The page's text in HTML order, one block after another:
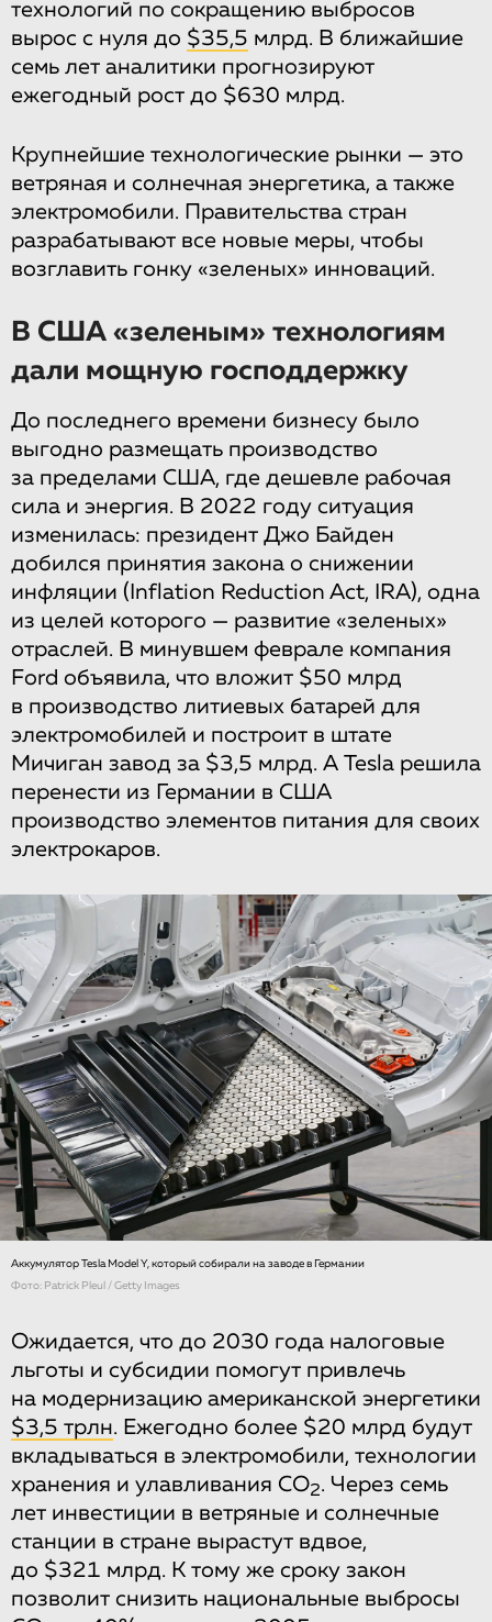
технологий по сокращению выбросов
вырос с нуля до $35,5 млрд. В ближайшие
семь лет аналитики прогнозируют
ежегодный рост до $630 млрд.
Крупнейшие технологические рынки — это
ветряная и солнечная энергетика, а также
электромобили. Правительства стран
разрабатывают все новые меры, чтобы
возглавить гонку «зеленых» инноваций.
В США «зеленым» технологиям
дали мощную господдержку
До последнего времени бизнесу было
выгодно размещать производство
за пределами США, где дешевле рабочая
сила и энергия. В 2022 году ситуация
изменилась: президент Джо Байден
добился принятия закона о снижении
инфляции (Inflation Reduction Act, IRA), одна
из целей которого — развитие «зеленых»
отраслей. В минувшем феврале компания
Ford объявила, что вложит $50 млрд
в производство литиевых батарей для
электромобилей и построит в штате
Мичиган завод за $3,5 млрд. А Tesla решила
перенести из Германии в США
производство элементов питания для своих
электрокаров.
Аккумулятор Tesla Model Y, который собирали на заводе в Германии
Фото: Patrick Pleul / Getty Images
Ожидается, что до 2030 года налоговые
льготы и субсидии помогут привлечь
на модернизацию американской энергетики
$3,5 трлн. Ежегодно более $20 млрд будут
вкладываться в электромобили, технологии
хранения и улавливания СО2. Через семь
лет инвестиции в ветряные и солнечные
станции в стране вырастут вдвое,
до $321 млрд. К тому же сроку закон
позволит снизить национальные выбросы